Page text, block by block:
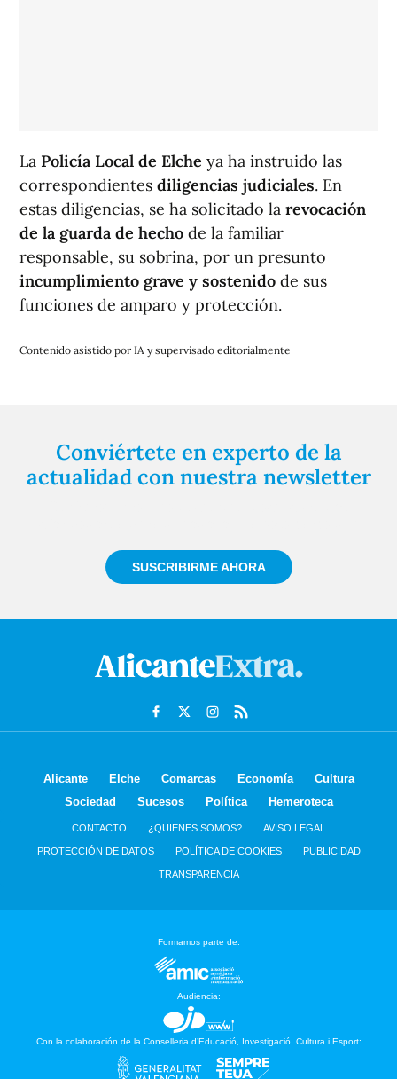
La Policía Local de Elche ya ha instruido las
correspondientes diligencias judiciales. En
estas diligencias, se ha solicitado la revocación
de la guarda de hecho de la familiar
responsable, su sobrina, por un presunto
incumplimiento grave y sostenido de sus
funciones de amparo y protección.
Contenido asistido por IA y supervisado editorialmente
Conviértete en experto de la
actualidad con nuestra newsletter
SUSCRIBIRME AHORA
Alicante Elche Comarcas Economía
Cultura
Sociedad
Sucesos Política Hemeroteca
CONTACTO ¿QUIENES SOMOS? AVISO LEGAL
PROTECCIÓN DE DATOS POLÍTICA DE COOKIES PUBLICIDAD
TRANSPARENCIA
Formamos parte de:
Audiencia:
Con la colaboración de la Conselleria d’Educació, Investigació, Cultura i Esport: